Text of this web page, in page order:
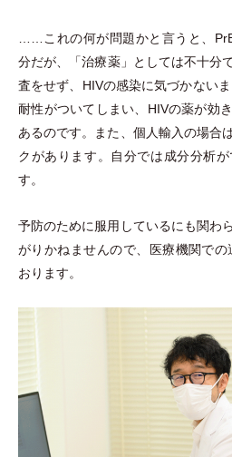
……これの何が問題かと言うと、
分だが、
「治療薬」
としては不十分
査をせず、HIVの感染に気づかない
耐性がついてしまい、HIVの薬が効
あるのです。また、個人輸入の場合
クがあります。自分では成分分析
す。
予防のために服用しているにも関わ
がりかねませんので、医療機関で
おります。